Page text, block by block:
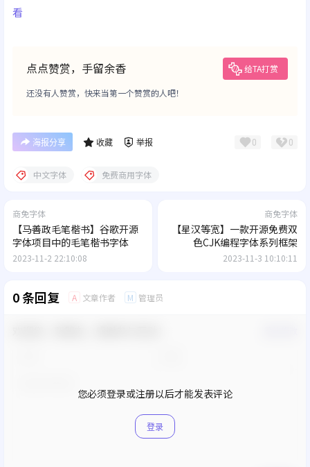
看
点点赞赏，手留余香 给TA打赏
还没有人赞赏，快来当第一个赞赏的人吧！
海报分享 收藏 举报 0 0
中文字体 免费商用字体
商免字体
【马善政毛笔楷书】谷歌开源
字体项目中的毛笔楷书字体
2023-11-2 22:10:08
商免字体
【星汉等宽】一款开源免费双
色CJK编程字体系列框架
2023-11-3 10:10:11
0 条回复 A 文章作者 M 管理员
您必须登录或注册以后才能发表评论
登录